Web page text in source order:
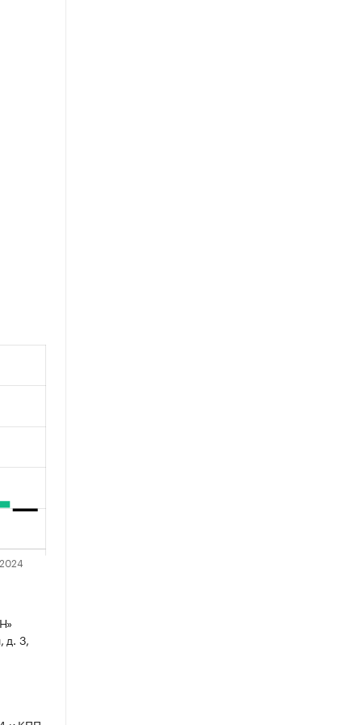
д. 3,